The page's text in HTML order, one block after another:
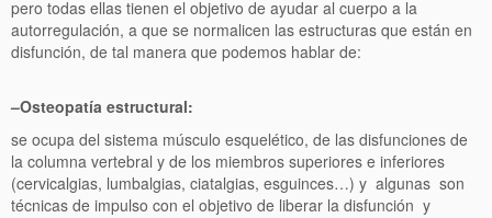
pero todas ellas tienen el objetivo de ayudar al cuerpo a la
autorregulación, a que se normalicen las estructuras que están en
disfunción, de tal manera que podemos hablar de:
–Osteopatía estructural:
se ocupa del sistema músculo esquelético, de las disfunciones de
la columna vertebral y de los miembros superiores e inferiores
(cervicalgias, lumbalgias, ciatalgias, esguinces…) y algunas son
técnicas de impulso con el objetivo de liberar la disfunción y